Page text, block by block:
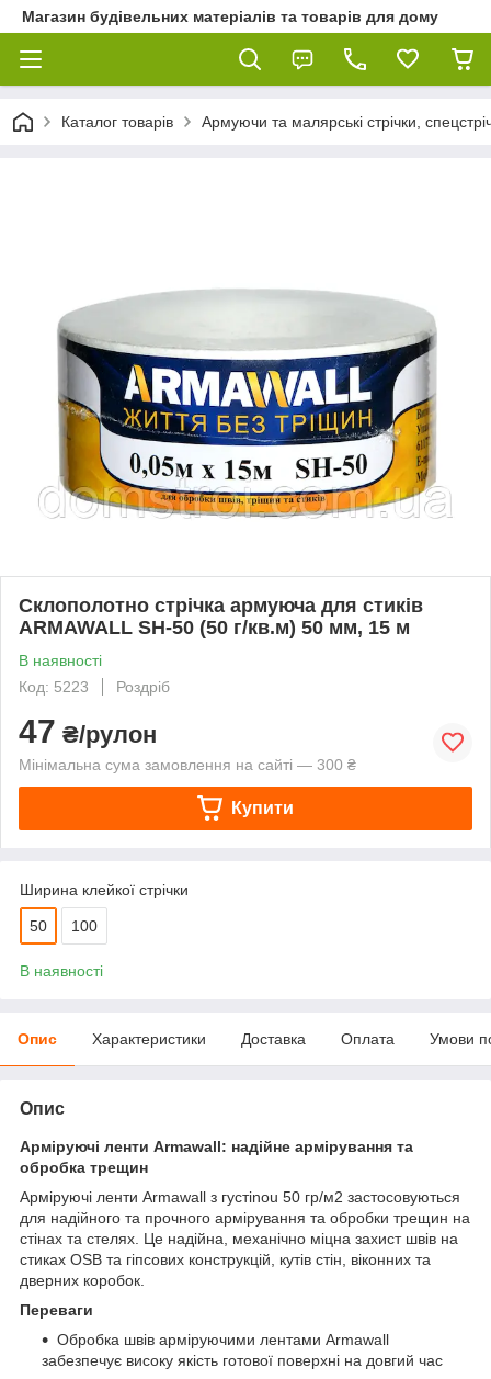
Магазин будівельних матеріалів та товарів для дому
Каталог товарів Армуючи та малярські стрічки,
Склополотно стрічка армуюча для стиків
ARMAWALL SH-50 (50 г/кв.м) 50 мм, 15 м
В наявності
Код: 5223
Роздріб
47 ₴/рулон
Мінімальна сума замовлення на сайті — 300 ₴
Купити
Ширина клейкої стрічки
50 100
В наявності
Опис Характеристики Доставка Оплата Умови
Опис
Арміруючі ленти Armawall: надійне армірування та
обробка трещин
Арміруючі ленти Armawall з густinou 50 гр/м2 застосовуються
для надійного та прочного армірування та обробки трещин на
стінах та стелях. Це надійна, механічно міцна захист швів на
стиках OSB та гіпсових конструкцій, кутів стін, віконних та
дверних коробок.
Переваги
Обробка швів арміруючими лентами Armawall
забезпечує високу якість готової поверхні на довгий час